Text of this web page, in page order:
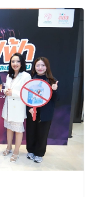
ดเชิง
ย์รวมดอกไม้
และสังฆ
ซื้อมาลัย
ปิดให้
ง
วิทยาศาสตร์
ร่วมภารกิจ
นี้